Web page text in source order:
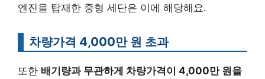
엔진을 탑재한 중형 세단은 이에 해당해요.
차량가격 4,000만 원 초과
또한 배기량과 무관하게 차량가격이 4,000만 원을